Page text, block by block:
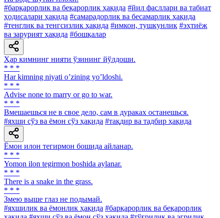
#барқарорлик ва беқарорлик ҳақида #йил фасллари ва табиат
ҳодисалари ҳақида #самарадорлик ва бесамарлик ҳақида
#тенглик ва тенгсизлик ҳақида #имкон, тушкунлик #эҳтиёж
ва зарурият ҳақида #бошқалар
Ҳар кимнинг нияти ўзининг йўлдоши.
* * *
Har kimning niyati oʼzining yoʼldoshi.
* * *
Advise none to marry or go to war.
* * *
Вмешаешься не в свое дело, сам в дураках останешься.
#яхши сўз ва ёмон сўз ҳақида #тақдир ва тадбир ҳақида
Ёмон илон тегирмон бошида айланар.
* * *
Yomon ilon tegirmon boshida aylanar.
* * *
There is a snake in the grass.
* * *
Змею выше глаз не подымай.
#яхшилик ва ёмонлик ҳақида #барқарорлик ва беқарорлик